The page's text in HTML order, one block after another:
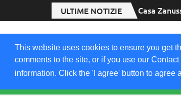
This website uses cookies to ensure you get
comments to the site, or if you use our
information. Click the 'I agree' button to agree
ULTIME NOTIZIE Casa
#Cultura #Turismo #Eventi #Territorio-
HOME 2023 2021-22